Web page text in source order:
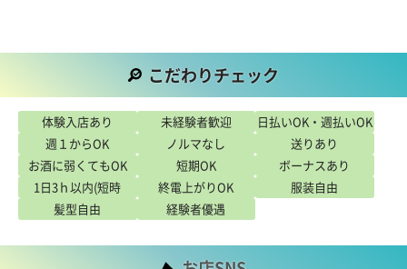
こだわりチェック
こだわり体験入店あり 未経験者歓迎
日払いOK・週払いOK
週１からOK
ノルマなし
送りあり
お酒に弱くてもOK
短期OK
ボーナスあり
1日3ｈ以内(短時
間)OK
終電上がりOK
服装自由
髪型自由
経験者優遇